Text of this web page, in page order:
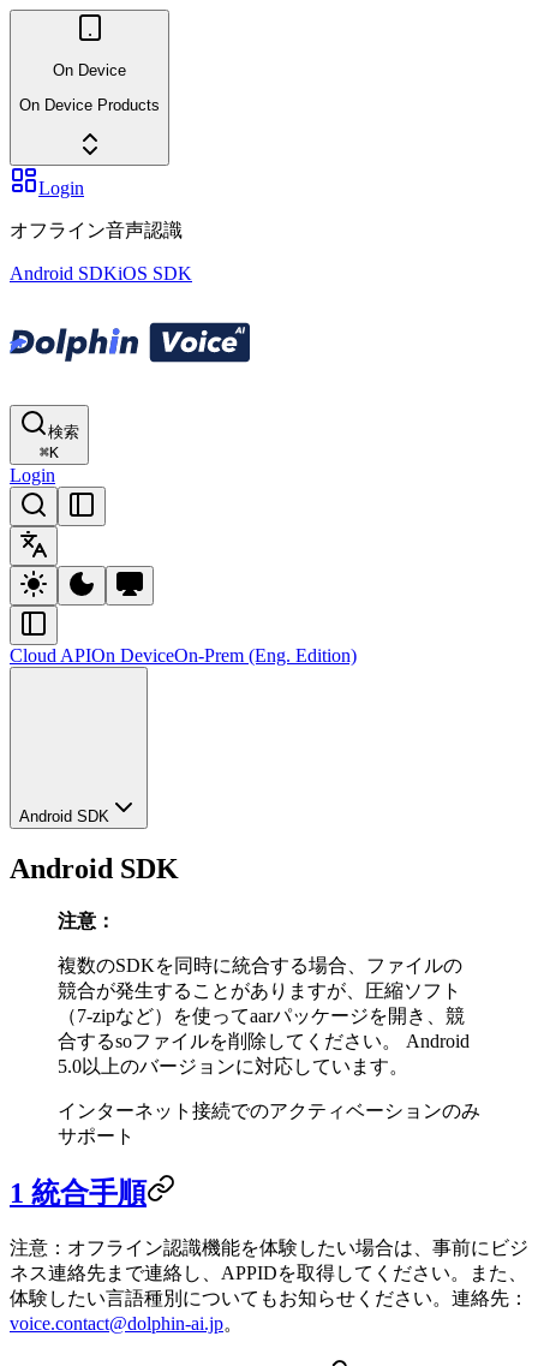
On Device
On Device Products
Login
オフライン音声認識
Android SDKiOS SDK
検索
⌘K
Login
Cloud APIOn DeviceOn-Prem (Eng. Edition)
Android SDK
Android SDK
注意：
複数のSDKを同時に統合する場合、ファイルの
競合が発生することがありますが、圧縮ソフト
（7-zipなど）を使ってaarパッケージを開き、競
合するsoファイルを削除してください。 Android
5.0以上のバージョンに対応しています。
インターネット接続でのアクティベーションのみ
サポート
1 統合手順
注意：オフライン認識機能を体験したい場合は、事前にビジ
ネス連絡先まで連絡し、APPIDを取得してください。また、
体験したい言語種別についてもお知らせください。連絡先：
voice.contact@dolphin-ai.jp。